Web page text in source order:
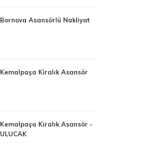
Bornova Asansörlü Nakliyat
Kemalpaşa Kiralık Asansör
Kemalpaşa Kiralık Asansör -
ULUCAK